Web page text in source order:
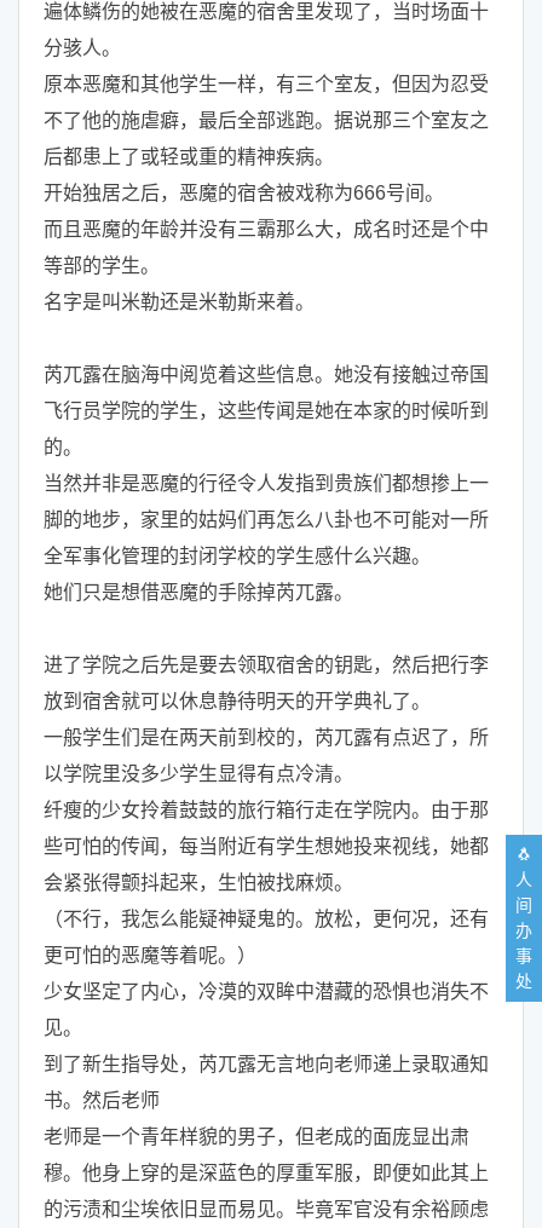
遍体鳞伤的她被在恶魔的宿舍里发现了，当时场面十
分骇人。
原本恶魔和其他学生一样，有三个室友，但因为忍受
不了他的施虐癖，最后全部逃跑。据说那三个室友之
后都患上了或轻或重的精神疾病。
开始独居之后，恶魔的宿舍被戏称为666号间。
而且恶魔的年龄并没有三霸那么大，成名时还是个中
等部的学生。
名字是叫米勒还是米勒斯来着。
芮兀露在脑海中阅览着这些信息。她没有接触过帝国
飞行员学院的学生，这些传闻是她在本家的时候听到
的。
当然并非是恶魔的行径令人发指到贵族们都想掺上一
脚的地步，家里的姑妈们再怎么八卦也不可能对一所
全军事化管理的封闭学校的学生感什么兴趣。
她们只是想借恶魔的手除掉芮兀露。
进了学院之后先是要去领取宿舍的钥匙，然后把行李
放到宿舍就可以休息静待明天的开学典礼了。
一般学生们是在两天前到校的，芮兀露有点迟了，所
以学院里没多少学生显得有点冷清。
纤瘦的少女拎着鼓鼓的旅行箱行走在学院内。由于那
些可怕的传闻，每当附近有学生想她投来视线，她都
会紧张得颤抖起来，生怕被找麻烦。
（不行，我怎么能疑神疑鬼的。放松，更何况，还有
更可怕的恶魔等着呢。）
少女坚定了内心，冷漠的双眸中潜藏的恐惧也消失不
见。
到了新生指导处，芮兀露无言地向老师递上录取通知
书。然后老师
老师是一个青年样貌的男子，但老成的面庞显出肃
穆。他身上穿的是深蓝色的厚重军服，即便如此其上
的污渍和尘埃依旧显而易见。毕竟军官没有余裕顾虑
🐧
人
间
办
事
处